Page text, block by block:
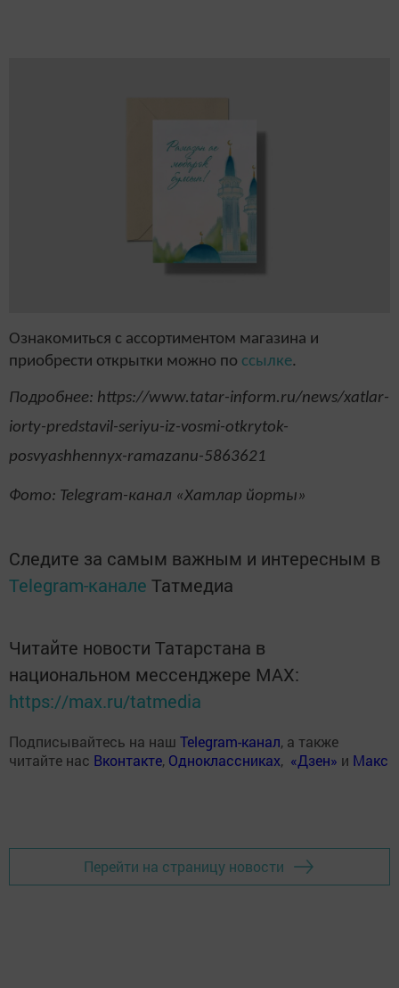
Ознакомиться с ассортиментом магазина и
приобрести открытки можно по ссылке.
Подробнее: https://www.tatar-inform.ru/news/xatlar-
iorty-predstavil-seriyu-iz-vosmi-otkrytok-
posvyashhennyx-ramazanu-5863621
Фото: Telegram-канал «Хатлар йорты»
Следите за самым важным и интересным в
Telegram-канале Татмедиа
Читайте новости Татарстана в
национальном мессенджере MАХ:
https://max.ru/tatmedia
Подписывайтесь на наш Telegram-канал, а также
читайте нас Вконтакте, Одноклассниках, «Дзен» и Макс
Перейти на страницу новости